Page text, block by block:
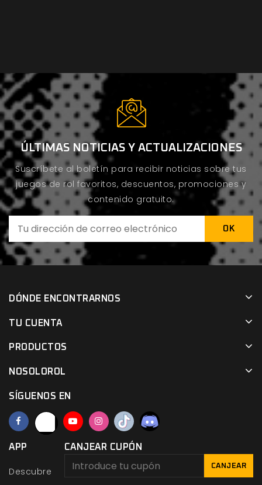
ÚLTIMAS NOTICIAS Y ACTUALIZACIONES
Suscríbete al boletín para recibir noticias sobre tus
juegos de rol favoritos, descuentos, promociones y
contenido gratuito.
DÓNDE ENCONTRARNOS
TU CUENTA
PRODUCTOS
NOSOLOROL
SÍGUENOS EN
APP
Descubre
CANJEAR CUPÓN
CANJEAR